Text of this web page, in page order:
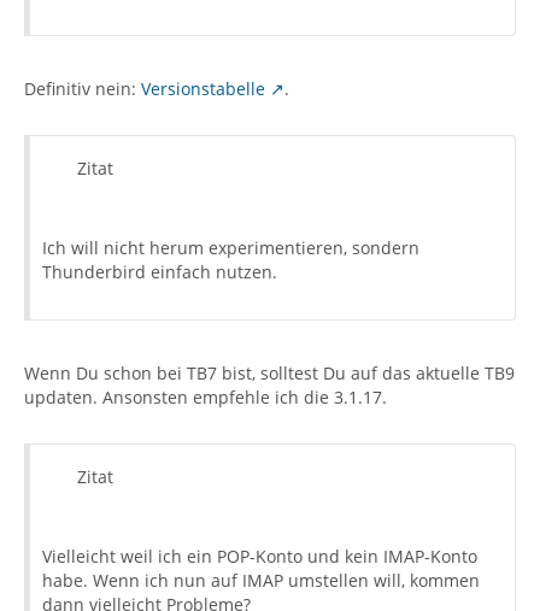
Definitiv nein: Versionstabelle .
Zitat
Ich will nicht herum experimentieren, sondern
Thunderbird einfach nutzen.
Wenn Du schon bei TB7 bist, solltest Du auf das aktuelle TB9
updaten. Ansonsten empfehle ich die 3.1.17.
Zitat
Vielleicht weil ich ein POP-Konto und kein IMAP-Konto
habe. Wenn ich nun auf IMAP umstellen will, kommen
dann vielleicht Probleme?